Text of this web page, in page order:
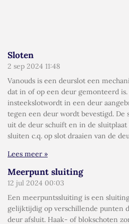
Sloten
2 sep 2024 11:48
Vanouds is een deurslot een
dat in of op een deur gemonteerd is.
insteekslotwordt in een deur
tegen een deur wordt bevestigd. De
uit de deur schuift en in de
sluiten c.q. op slot draaien van de
Lees meer »
Meerpunt sluiting
12 jul 2024 00:03
Een meerpuntssluiting is een
gelijktijdig op verschillende punten
deur afsluit. Haak- of blokschoten